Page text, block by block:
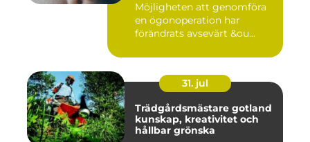
Möjligheten att genomföra
en ögonoperation har
förändrats avsevärt &ou...
31. jul
Trädgårdsmästare gotland
kunskap, kreativitet och
hållbar grönska